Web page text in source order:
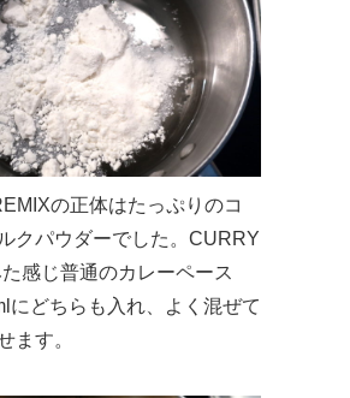
の正体はたっぷりのコ
クパウダーでした。CURRY
感じ普通のカレーペース
にどちらも入れ、よく混ぜて
ます。